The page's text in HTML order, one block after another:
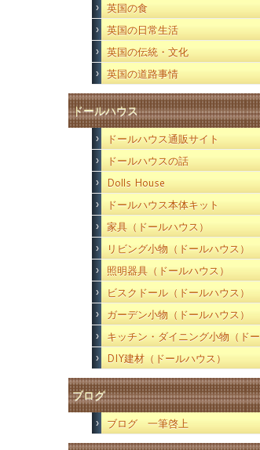
英国の食
英国の日常生活
英国の伝統・文化
英国の道路事情
ドールハウス
ドールハウス通販サイト
ドールハウスの話
Dolls House
ドールハウス本体キット
家具（ドールハウス）
リビング小物（ドールハウス）
照明器具（ドールハウス）
ビスクドール（ドールハウス）
ガーデン小物（ドールハウス）
キッチン・ダイニング小物（ドー
ルハウス）
DIY建材（ドールハウス）
ブログ
ブログ 一筆啓上